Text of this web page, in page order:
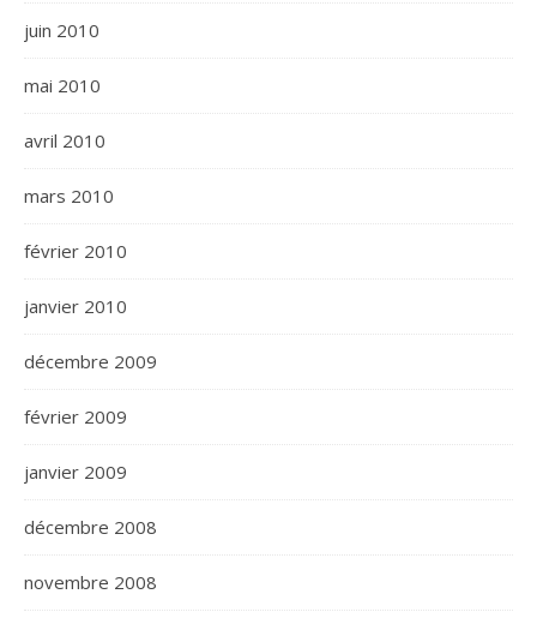
juin 2010
mai 2010
avril 2010
mars 2010
février 2010
janvier 2010
décembre 2009
février 2009
janvier 2009
décembre 2008
novembre 2008